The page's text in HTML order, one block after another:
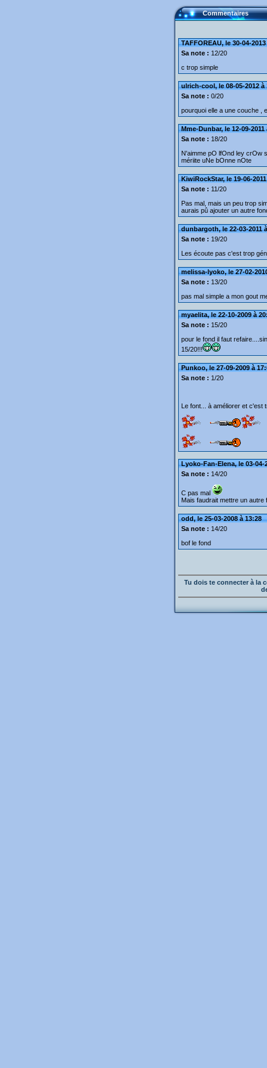
Commentaires
TAFFOREAU, le 30-04-
Sa note : 12/20
c trop simple
ulrich-cool, le 08-05-2012 à
Sa note : 0/20
pourquoi elle a une couche ,
Mme-Dunbar, le 12-09-2011
Sa note : 18/20
N'aimme pO lfOnd ley crOw
mériite uNe bOnne nOte
KiwiRockStar, le 19-06-
Sa note : 11/20
Pas mal, mais un peu trop
aurais pû ajouter un autre
dunbargoth, le 22-03-2011
Sa note : 19/20
Les écoute pas c'est trop
melissa-lyoko, le 27-02-
Sa note : 13/20
pas mal simple a mon gout
myaelita, le 22-10-2009 à
Sa note : 15/20
pour le fond il faut
15/20!!!
Punkoo, le 27-09-2009 à
Sa note : 1/20
Le font... à améliorer et c'est
Lyoko-Fan-Elena, le 03-04-
Sa note : 14/20
C pas mal
Mais faudrait mettre un autre
odd, le 25-03-2008 à 13:28
Sa note : 14/20
bof le fond
Tu dois te connecter à la